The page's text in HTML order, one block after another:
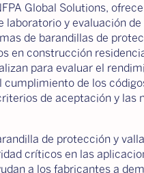
Global Solutions,
laboratorio y evaluación
de barandillas de
en construcción
para evaluar el
de los
de aceptación y las
de protección y
críticos en las
a los fabricantes a